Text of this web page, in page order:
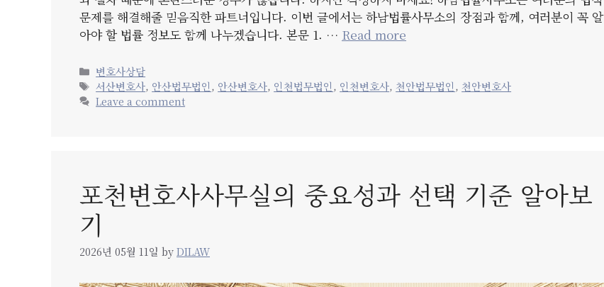
문제를 해결해줄 믿음직한 파트너입니다. 이번 글에서는 하남법률사무소의 장점과 함께, 여러분이 꼭 알
아야 할 법률 정보도 함께 나누겠습니다. 본문 1. … Read more
Categories
변호사상담
Tags
서산변호사, 안산법무법인, 안산변호사, 인천법무법인, 인천변호사, 천안법무법인, 천안변호사
Leave a comment
포천변호사사무실의 중요성과 선택 기준 알아보
기
2026년 05월 11일 byDILAW